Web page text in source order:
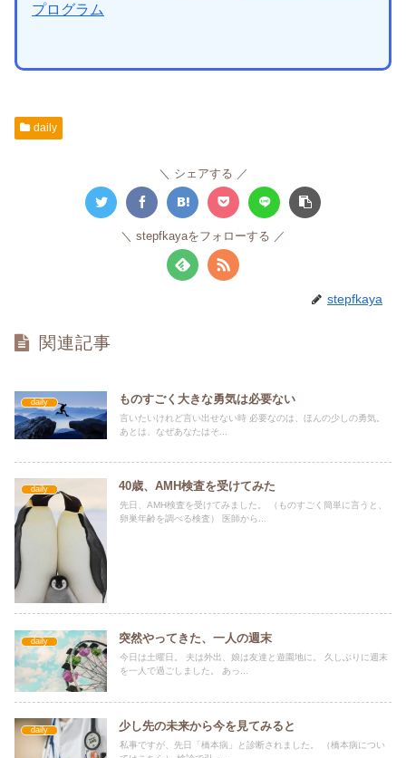
プログラム
daily
シェアする
stepfkayaをフォローする
stepfkaya
関連記事
daily ものすごく大きな勇気は必要ない
言いたいけれど言い出せない時 必要なのは、ほんの少しの勇気。
あとは、なぜあなたはそ...
daily 40歳、AMH検査を受けてみた
先日、AMH検査を受けてみました。 （ものすごく簡単に言うと、
卵巣年齢を調べる検査） 医師から...
daily 突然やってきた、一人の週末
今日は土曜日。 夫は外出、娘は友達と遊園地に。 久しぶりに週末
を一人で過ごしました。 あっ...
daily 少し先の未来から今を見てみると
私事ですが、先日「橋本病」と診断されました。 （橋本病につい